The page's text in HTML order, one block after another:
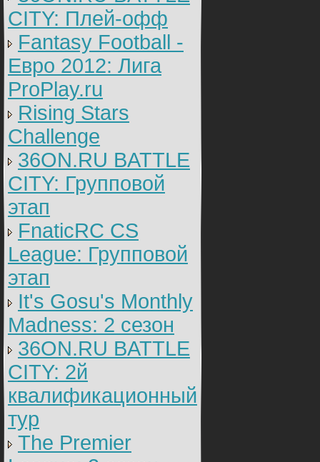
CITY: Плей-офф
Fantasy Football -
Евро 2012: Лига
ProPlay.ru
Rising Stars
Challenge
36ON.RU BATTLE
CITY: Групповой
этап
FnaticRC CS
League: Групповой
этап
It's Gosu's Monthly
Madness: 2 сезон
36ON.RU BATTLE
CITY: 2й
квалификационный
тур
The Premier